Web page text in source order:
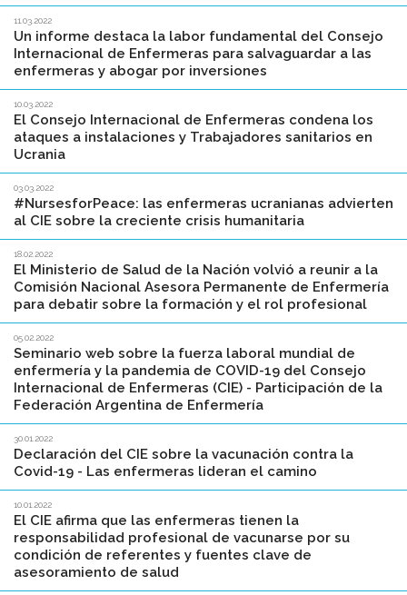
11.03.2022
Un informe destaca la labor fundamental del Consejo
Internacional de Enfermeras para salvaguardar a las
enfermeras y abogar por inversiones
10.03.2022
El Consejo Internacional de Enfermeras condena los
ataques a instalaciones y Trabajadores sanitarios en
Ucrania
03.03.2022
#NursesforPeace: las enfermeras ucranianas advierten
al CIE sobre la creciente crisis humanitaria
18.02.2022
El Ministerio de Salud de la Nación volvió a reunir a la
Comisión Nacional Asesora Permanente de Enfermería
para debatir sobre la formación y el rol profesional
05.02.2022
Seminario web sobre la fuerza laboral mundial de
enfermería y la pandemia de COVID-19 del Consejo
Internacional de Enfermeras (CIE) - Participación de la
Federación Argentina de Enfermería
30.01.2022
Declaración del CIE sobre la vacunación contra la
Covid-19 - Las enfermeras lideran el camino
10.01.2022
El CIE afirma que las enfermeras tienen la
responsabilidad profesional de vacunarse por su
condición de referentes y fuentes clave de
asesoramiento de salud